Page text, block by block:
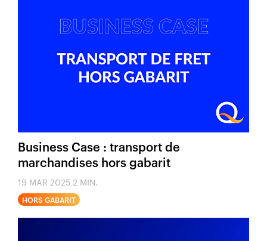
Business Case : transport de
marchandises hors gabarit
19 MAR 2025 2 MIN.
HORS GABARIT